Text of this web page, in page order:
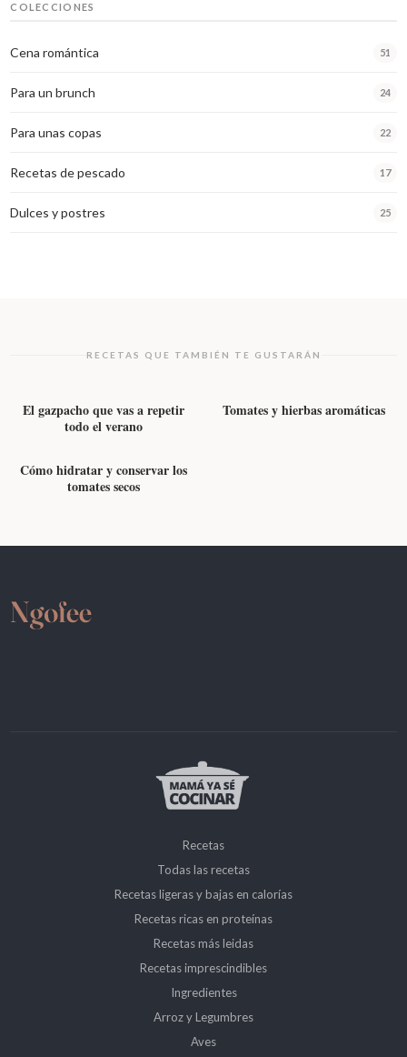
COLECCIONES
Cena romántica 51
Para un brunch 24
Para unas copas 22
Recetas de pescado 17
Dulces y postres 25
RECETAS QUE TAMBIÉN TE GUSTARÁN
El gazpacho que vas a repetir
todo el verano
Tomates y hierbas aromáticas
Cómo hidratar y conservar los
tomates secos
Recetas
Todas las recetas
Recetas ligeras y bajas en calorías
Recetas ricas en proteínas
Recetas más leidas
Recetas imprescindibles
Ingredientes
Arroz y Legumbres
Aves